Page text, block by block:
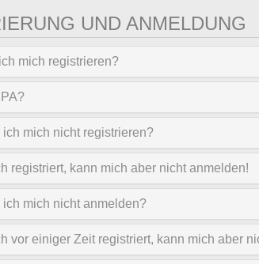
UND ANMELDUNG
mich registrieren?
ich mich nicht registrieren?
registriert, kann mich aber nicht anmelden!
ich mich nicht anmelden?
vor einiger Zeit registriert, kann mich aber